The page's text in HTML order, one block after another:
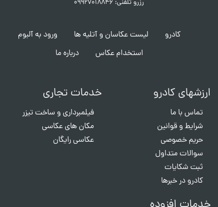
رزرو تلفنی: ۰۹۹۲۷۰۱۸۸۴۶
کادرو لیست عکاسان و آتلیه ها
ورود به آلبوم
استخدام عکاس
درباره ما
ارزشهای کادرو
تماس با ما
شرایط و قوانین
حریم خصوصی
سوالات متداول
ثبت شکایات
کادرو در خبرها
خدمات تجاری
فیلمبرداری و ساخت تیزر
مکان های عکاسی
عکاسی رایگان